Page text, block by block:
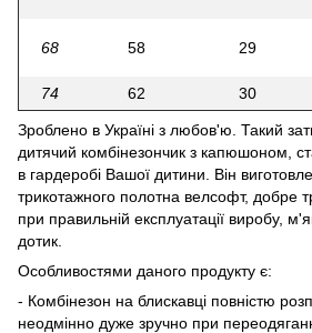
68 58 29
74 62 30
Зроблено в Україні з любов'ю. Такий
дитячий комбінезончик з капюшоном,
в гардеробі Вашої дитини. Він
трикотажного полотна велсофт, добре
при правильній експлуатації виробу,
дотик.
Особливостями даного продукту є:
- Комбінезон на блискавці повністю
неодмінно дуже зручно при